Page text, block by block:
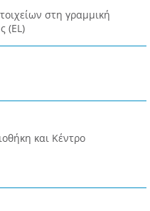
στη γραμμική
(EL)
και Κέντρο